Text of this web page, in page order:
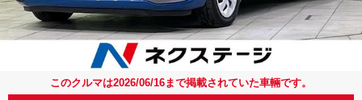
このクルマは2026/06/16まで掲載されていた車輛です。